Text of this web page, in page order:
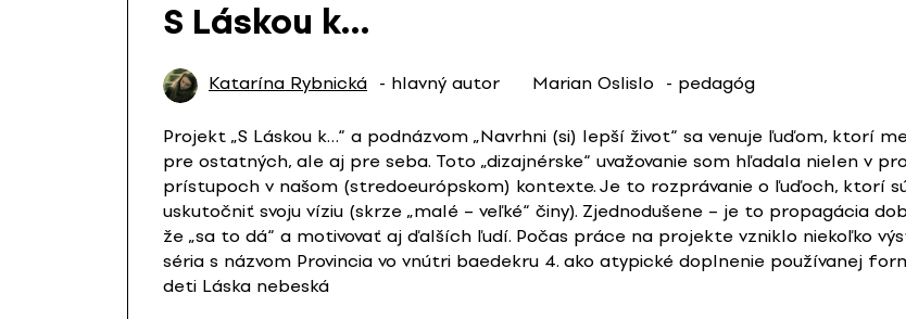
S Láskou k…
Katarína Rybnická - hlavný autor Marian Oslislo - pedagóg
Projekt „S Láskou k…“ a podnázvom „Navrhni (si) lepší život“ sa venuje ľuďom, ktorí
pre ostatných, ale aj pre seba. Toto „dizajnérske“ uvažovanie som hľadala nielen v
prístupoch v našom (stredoeurópskom) kontexte. Je to rozprávanie o ľuďoch, ktorí
uskutočniť svoju víziu (skrze „malé – veľké“ činy). Zjednodušene – je to propagácia
že „sa to dá“ a motivovať aj ďalších ľudí. Počas práce na projekte vzniklo niekoľko
séria s názvom Provincia vo vnútri baedekru 4. ako atypické doplnenie používanej
deti Láska nebeská